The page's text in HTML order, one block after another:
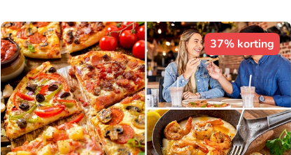
37% korting